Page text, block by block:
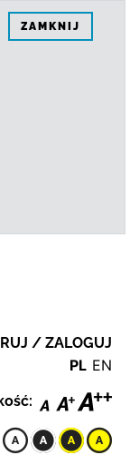
ZAMKNIJ
/ ZALOGUJ
PL EN